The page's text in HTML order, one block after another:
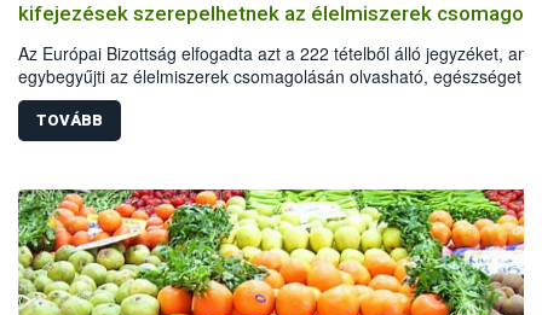
kifejezések szerepelhetnek az élelmiszerek
Az Európai Bizottság elfogadta azt a 222 tételből álló jegyzéket,
egybegyűjti az élelmiszerek csomagolásán olvasható, egészséget
befolyásoló tájékoztató kijelentéseket. Ezentúl a gyártók csak olyan
meghatározásokat, állításokat tüntethetnek fel a termékeken,
tudományosan megalapozottak.
TOVÁBB